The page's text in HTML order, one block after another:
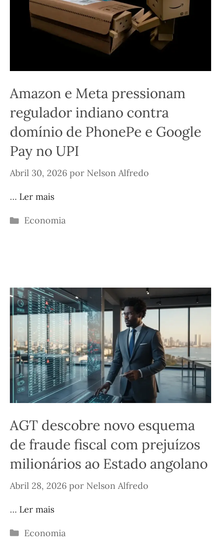
Amazon e Meta pressionam
regulador indiano contra
domínio de PhonePe e Google
Pay no UPI
Abril 30, 2026 por Nelson Alfredo
… Ler mais
Categorias
Economia
AGT descobre novo esquema
de fraude fiscal com prejuízos
milionários ao Estado angolano
Abril 28, 2026 por Nelson Alfredo
… Ler mais
Categorias
Economia